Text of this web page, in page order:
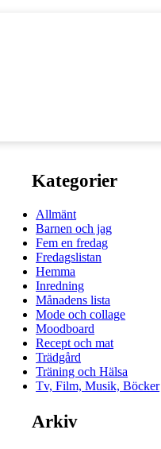
Kategorier
Allmänt
Barnen och jag
Fem en fredag
Fredagslistan
Hemma
Inredning
Månadens lista
Mode och collage
Moodboard
Recept och mat
Trädgård
Träning och Hälsa
Tv, Film, Musik, Böcker
Arkiv